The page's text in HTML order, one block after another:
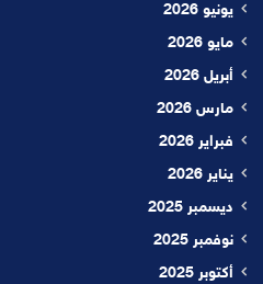
يونيو 2026
مايو 2026
أبريل 2026
مارس 2026
فبراير 2026
يناير 2026
ديسمبر 2025
نوفمبر 2025
أكتوبر 2025